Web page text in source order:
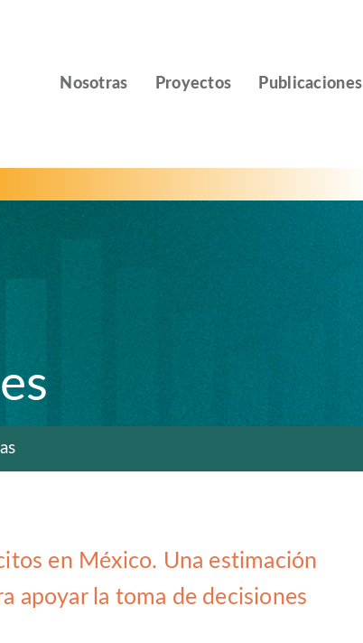
Nosotras Proyectos Publicaciones
en México. Una estimación
apoyar la toma de decisiones